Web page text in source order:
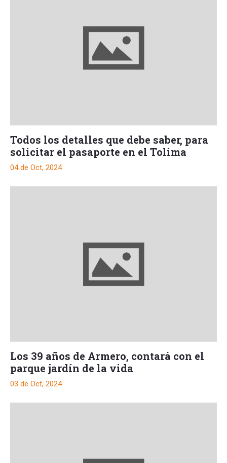
Todos los detalles que debe saber, para
solicitar el pasaporte en el Tolima
04 de Oct, 2024
Los 39 años de Armero, contará con el
parque jardín de la vida
03 de Oct, 2024